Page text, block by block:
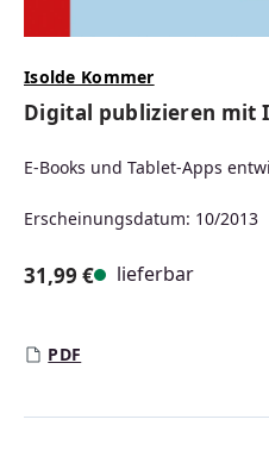
Isolde Kommer
Digital publizieren mit
E-Books und Tablet-Apps
Erscheinungsdatum: 10/2013
31,99 € lieferbar
PDF